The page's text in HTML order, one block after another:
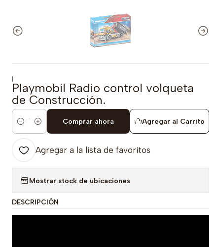
|
Playmobil Radio control volqueta
de Construcción.
Cantidad
Agregar al Carrito
Comprar ahora
Agregar a la lista de favoritos
Mostrar stock de ubicaciones
DESCRIPCIÓN